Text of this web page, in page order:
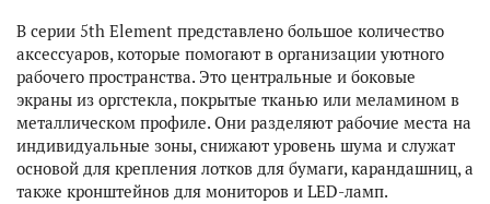
В серии 5th Element представлено большое количество
аксессуаров, которые помогают в организации уютного
рабочего пространства. Это центральные и боковые
экраны из оргстекла, покрытые тканью или меламином в
металлическом профиле. Они разделяют рабочие места на
индивидуальные зоны, снижают уровень шума и служат
основой для крепления лотков для бумаги, карандашниц, а
также кронштейнов для мониторов и LED-ламп.